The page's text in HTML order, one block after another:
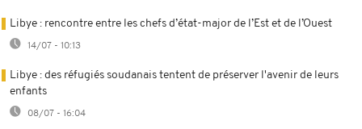
Libye : rencontre entre les chefs d’état-major de l’Est et de l’Ouest
14/07 - 10:13
Libye : des réfugiés soudanais tentent de préserver l'avenir de leurs
enfants
08/07 - 16:04